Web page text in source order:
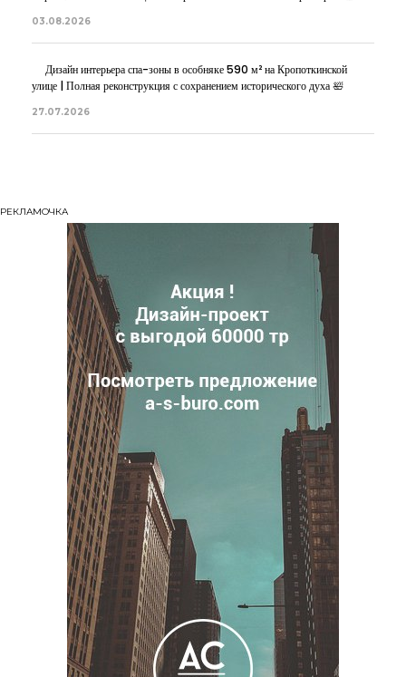
03.08.2026
Дизайн интерьера спа-зоны в особняке 590 м² на Кропоткинской
улице | Полная реконструкция с сохранением исторического духа 🛀
27.07.2026
РЕКЛАМОЧКА